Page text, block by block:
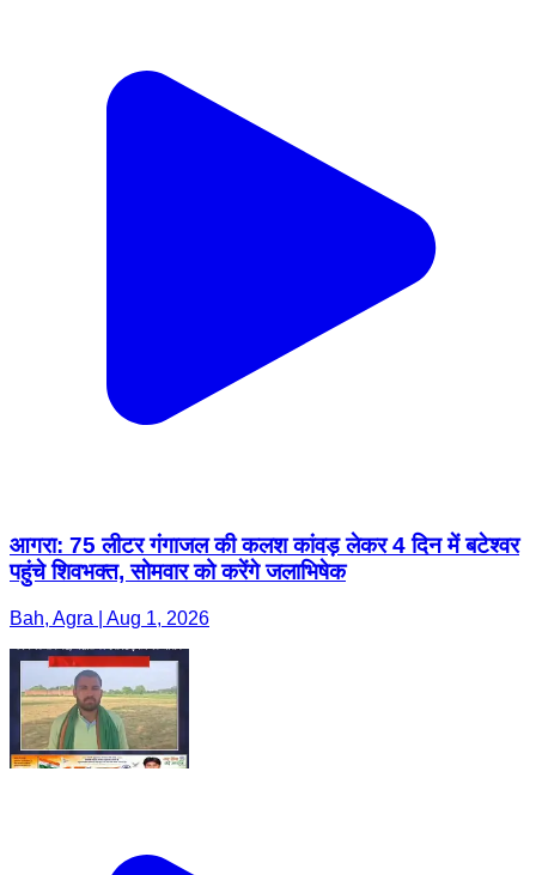
आगरा: 75 लीटर गंगाजल की कलश कांवड़ लेकर 4 दिन में बटेश्वर
पहुंचे शिवभक्त, सोमवार को करेंगे जलाभिषेक
Bah, Agra | Aug 1, 2026